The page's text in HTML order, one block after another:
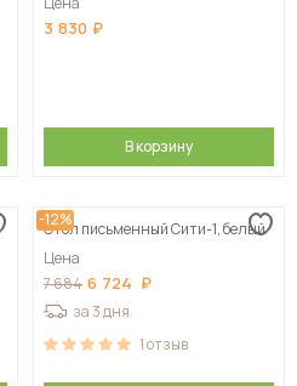
3 830
В корзину
-12%
Стол письменный Сити-1, белый
Цена
7 684 6 724
за 3 дня
1отзыв